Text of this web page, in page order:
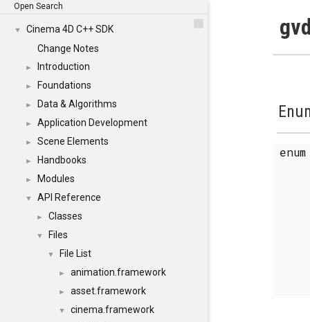
Open Search
▼
Cinema 4D C++ SDK
Change Notes
► Introduction
► Foundations
► Data & Algorithms
► Application Development
► Scene Elements
► Handbooks
► Modules
▼ API Reference
► Classes
▼ Files
▼ File List
► animation.framework
► asset.framework
▼ cinema.framework